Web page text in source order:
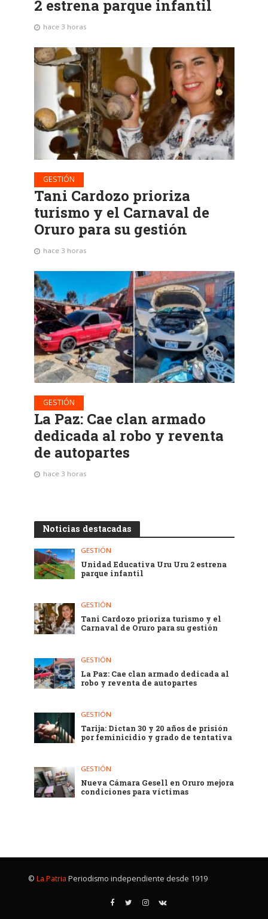
2 estrena parque infantil
hace 3 horas
GESTIÓN
Tani Cardozo prioriza
turismo y el Carnaval de
Oruro para su gestión
hace 3 horas
GESTIÓN
La Paz: Cae clan armado
dedicada al robo y reventa
de autopartes
hace 3 horas
Noticias destacadas
GESTIÓN
Unidad Educativa Uru Uru 2 estrena
parque infantil
GESTIÓN
Tani Cardozo prioriza turismo y el
Carnaval de Oruro para su gestión
GESTIÓN
La Paz: Cae clan armado dedicada al
robo y reventa de autopartes
GESTIÓN
Tarija: Dictan 30 y 20 años de prisión
por feminicidio y grado de tentativa
GESTIÓN
Nueva Cámara Gesell en Oruro mejora
condiciones para víctimas
© La Patria Periodismo independiente desde 1919